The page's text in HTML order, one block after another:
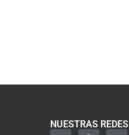
NUESTRAS REDES